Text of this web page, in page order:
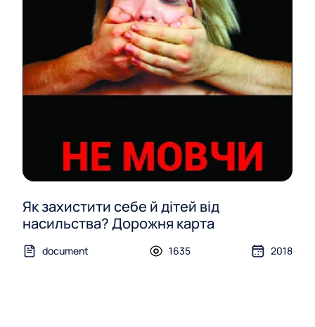
Як захистити себе й дітей від
насильства? Дорожня карта
document 1635 2018